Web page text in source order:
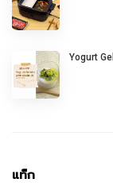
Yogurt
แท็ก